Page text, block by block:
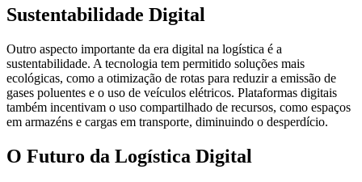
Sustentabilidade Digital
Outro aspecto importante da era digital na logística é a
sustentabilidade. A tecnologia tem permitido soluções mais
ecológicas, como a otimização de rotas para reduzir a emissão de
gases poluentes e o uso de veículos elétricos. Plataformas digitais
também incentivam o uso compartilhado de recursos, como espaços
em armazéns e cargas em transporte, diminuindo o desperdício.
O Futuro da Logística Digital